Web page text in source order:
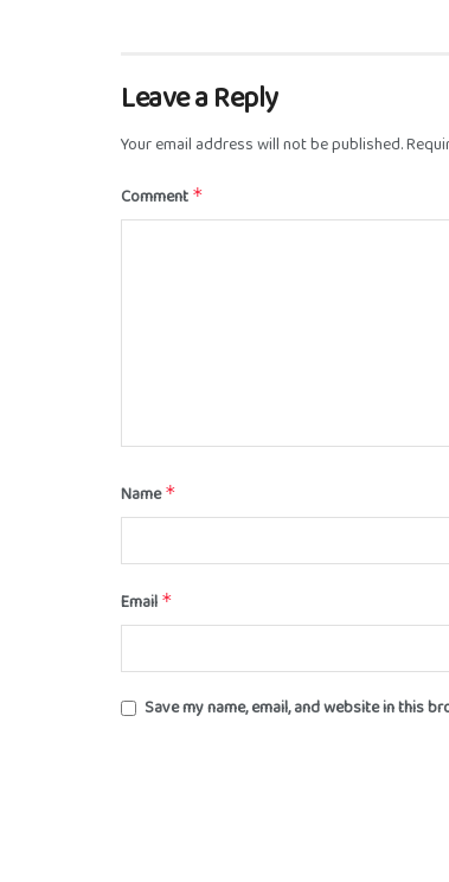
Leave a Reply
Your email address will not be published.
Comment *
Name*
Email *
Save my name, email, and website in this